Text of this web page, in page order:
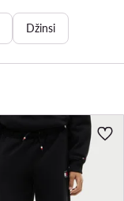
Džinsi